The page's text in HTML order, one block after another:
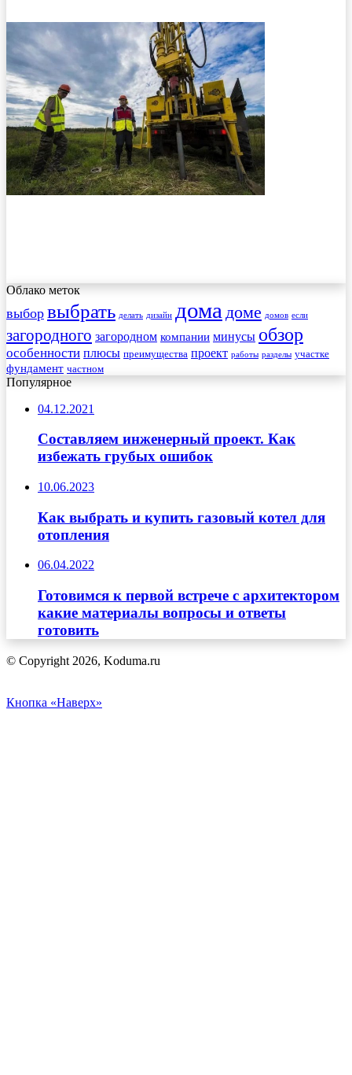
Облако меток
выбор выбрать делать дизайн дома доме домов если
загородного загородном компании минусы обзор
особенности плюсы преимущества проект работы разделы участке
фундамент частном
Популярное
04.12.2021
Составляем инженерный проект. Как
избежать грубых ошибок
10.06.2023
Как выбрать и купить газовый котел для
отопления
06.04.2022
Готовимся к первой встрече с архитектором
какие материалы вопросы и ответы
готовить
© Copyright 2026, Koduma.ru
Кнопка «Наверх»